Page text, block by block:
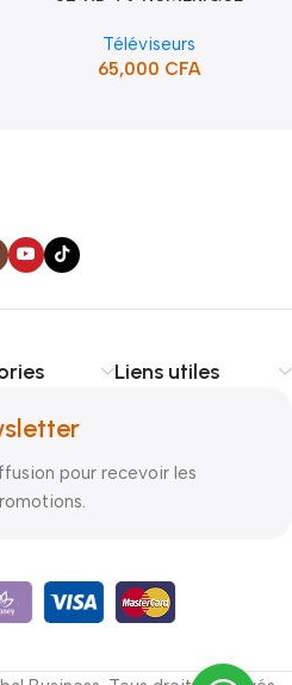
BORDURE/SUPPORT(STT-
5132A)
Téléviseurs
65,000 CFA
Liens utiles
pour recevoir les